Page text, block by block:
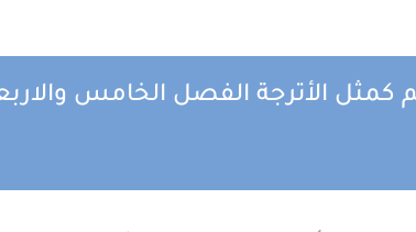
كمثل الأترجة الفصل الخامس